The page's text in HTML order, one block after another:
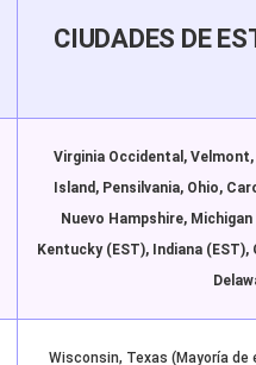
CIUDADES DE
Virginia Occidental, Velmont,
Island, Pensilvania, Ohio,
Nuevo Hampshire,
Kentucky (EST), Indiana
Wisconsin, Texas (Mayoría